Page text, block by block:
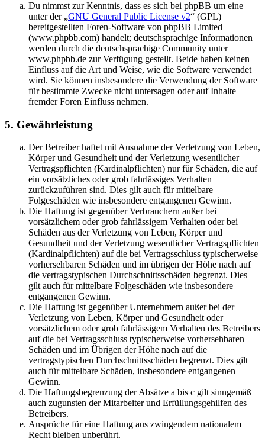
Du nimmst zur Kenntnis, dass es sich bei phpBB um eine
unter der „GNU General Public License v2“ (GPL)
bereitgestellten Foren-Software von phpBB Limited
(www.phpbb.com) handelt; deutschsprachige Informationen
werden durch die deutschsprachige Community unter
www.phpbb.de zur Verfügung gestellt. Beide haben keinen
Einfluss auf die Art und Weise, wie die Software verwendet
wird. Sie können insbesondere die Verwendung der Software
für bestimmte Zwecke nicht untersagen oder auf Inhalte
fremder Foren Einfluss nehmen.
5. Gewährleistung
Der Betreiber haftet mit Ausnahme der Verletzung von Leben,
Körper und Gesundheit und der Verletzung wesentlicher
Vertragspflichten (Kardinalpflichten) nur für Schäden, die auf
ein vorsätzliches oder grob fahrlässiges Verhalten
zurückzuführen sind. Dies gilt auch für mittelbare
Folgeschäden wie insbesondere entgangenen Gewinn.
Die Haftung ist gegenüber Verbrauchern außer bei
vorsätzlichem oder grob fahrlässigem Verhalten oder bei
Schäden aus der Verletzung von Leben, Körper und
Gesundheit und der Verletzung wesentlicher Vertragspflichten
(Kardinalpflichten) auf die bei Vertragsschluss typischerweise
vorhersehbaren Schäden und im übrigen der Höhe nach auf
die vertragstypischen Durchschnittsschäden begrenzt. Dies
gilt auch für mittelbare Folgeschäden wie insbesondere
entgangenen Gewinn.
Die Haftung ist gegenüber Unternehmern außer bei der
Verletzung von Leben, Körper und Gesundheit oder
vorsätzlichem oder grob fahrlässigem Verhalten des Betreibers
auf die bei Vertragsschluss typischerweise vorhersehbaren
Schäden und im Übrigen der Höhe nach auf die
vertragstypischen Durchschnittsschäden begrenzt. Dies gilt
auch für mittelbare Schäden, insbesondere entgangenen
Gewinn.
Die Haftungsbegrenzung der Absätze a bis c gilt sinngemäß
auch zugunsten der Mitarbeiter und Erfüllungsgehilfen des
Betreibers.
Ansprüche für eine Haftung aus zwingendem nationalem
Recht bleiben unberührt.